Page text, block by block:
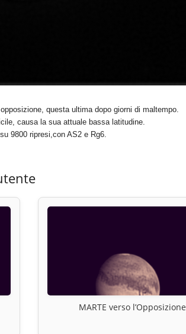
questa ultima dopo giorni di maltempo.
causa la sua attuale bassa latitudine.
9800 ripresi,con AS2 e Rg6.
MARTE verso l’Opposizione